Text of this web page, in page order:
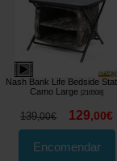
Nash Bank Life Bedside
Camo Large [216508]
139,00€ 129,00€
Encomendar